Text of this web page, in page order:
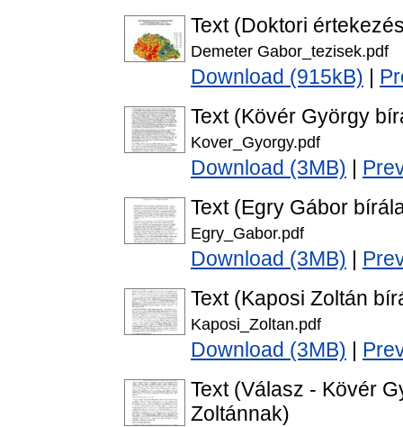
Text (Doktori
Demeter Gabor_tezisek.pdf
Download (915kB)
Text (Kövér György
Kover_Gyorgy.pdf
Download (3MB)
Text (Egry Gábor
Egry_Gabor.pdf
Download (3MB)
Text (Kaposi Zoltán
Kaposi_Zoltan.pdf
Download (3MB)
Text (Válasz - Kövér
Zoltánnak)